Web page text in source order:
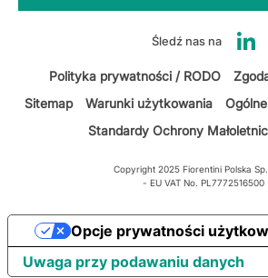
Śledź nas na
Polityka prywatności / RODO
Sitemap
Warunki użytkowania
Standardy Ochrony
Copyright 2025 Fiorentini Polska Sp.
- EU VAT No. PL7772516500
Uwaga przy podawaniu danych
Opcje prywatności